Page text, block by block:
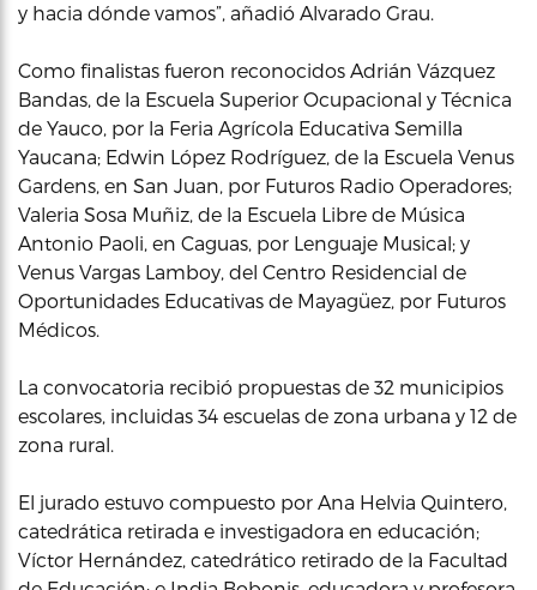
y hacia dónde vamos”, añadió Alvarado Grau.
Como finalistas fueron reconocidos Adrián Vázquez
Bandas, de la Escuela Superior Ocupacional y Técnica
de Yauco, por la Feria Agrícola Educativa Semilla
Yaucana; Edwin López Rodríguez, de la Escuela Venus
Gardens, en San Juan, por Futuros Radio Operadores;
Valeria Sosa Muñiz, de la Escuela Libre de Música
Antonio Paoli, en Caguas, por Lenguaje Musical; y
Venus Vargas Lamboy, del Centro Residencial de
Oportunidades Educativas de Mayagüez, por Futuros
Médicos.
La convocatoria recibió propuestas de 32 municipios
escolares, incluidas 34 escuelas de zona urbana y 12 de
zona rural.
El jurado estuvo compuesto por Ana Helvia Quintero,
catedrática retirada e investigadora en educación;
Víctor Hernández, catedrático retirado de la Facultad